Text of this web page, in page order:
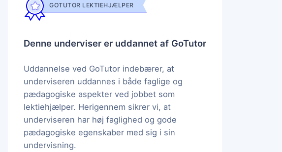
GOTUTOR LEKTIEHJÆLPER
Denne underviser er uddannet af GoTutor
Uddannelse ved GoTutor indebærer, at
underviseren uddannes i både faglige og
pædagogiske aspekter ved jobbet som
lektiehjælper. Herigennem sikrer vi, at
underviseren har høj faglighed og gode
pædagogiske egenskaber med sig i sin
undervisning.